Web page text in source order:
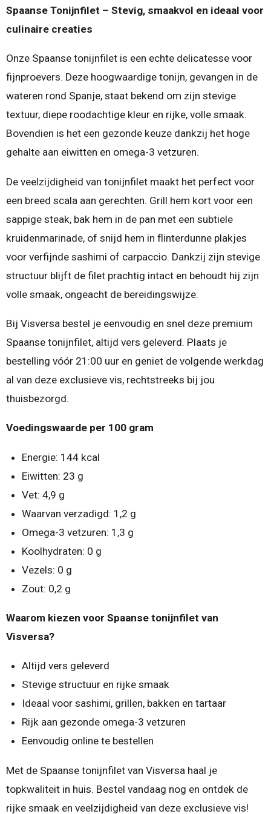
Spaanse Tonijnfilet – Stevig, smaakvol en ideaal voor
culinaire creaties
Onze Spaanse tonijnfilet is een echte delicatesse voor
fijnproevers. Deze hoogwaardige tonijn, gevangen in de
wateren rond Spanje, staat bekend om zijn stevige
textuur, diepe roodachtige kleur en rijke, volle smaak.
Bovendien is het een gezonde keuze dankzij het hoge
gehalte aan eiwitten en omega-3 vetzuren.
De veelzijdigheid van tonijnfilet maakt het perfect voor
een breed scala aan gerechten. Grill hem kort voor een
sappige steak, bak hem in de pan met een subtiele
kruidenmarinade, of snijd hem in flinterdunne plakjes
voor verfijnde sashimi of carpaccio. Dankzij zijn stevige
structuur blijft de filet prachtig intact en behoudt hij zijn
volle smaak, ongeacht de bereidingswijze.
Bij Visversa bestel je eenvoudig en snel deze premium
Spaanse tonijnfilet, altijd vers geleverd. Plaats je
bestelling vóór 21:00 uur en geniet de volgende werkdag
al van deze exclusieve vis, rechtstreeks bij jou
thuisbezorgd.
Voedingswaarde per 100 gram
Energie: 144 kcal
Eiwitten: 23 g
Vet: 4,9 g
Waarvan verzadigd: 1,2 g
Omega-3 vetzuren: 1,3 g
Koolhydraten: 0 g
Vezels: 0 g
Zout: 0,2 g
Waarom kiezen voor Spaanse tonijnfilet van
Visversa?
Altijd vers geleverd
Stevige structuur en rijke smaak
Ideaal voor sashimi, grillen, bakken en tartaar
Rijk aan gezonde omega-3 vetzuren
Eenvoudig online te bestellen
Met de Spaanse tonijnfilet van Visversa haal je
topkwaliteit in huis. Bestel vandaag nog en ontdek de
rijke smaak en veelzijdigheid van deze exclusieve vis!